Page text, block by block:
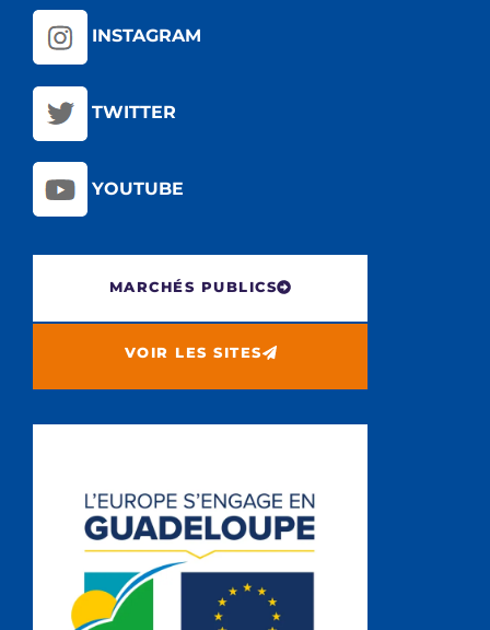
INSTAGRAM
TWITTER
YOUTUBE
MARCHÉS PUBLICS
VOIR LES SITES